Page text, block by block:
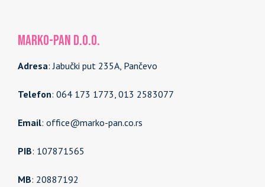
MARKO-PAN d.o.o.
Adresa: Jabučki put 235A, Pančevo
Telefon: 064 173 1773, 013 2583077
Email: office@marko-pan.co.rs
PIB: 107871565
MB: 20887192